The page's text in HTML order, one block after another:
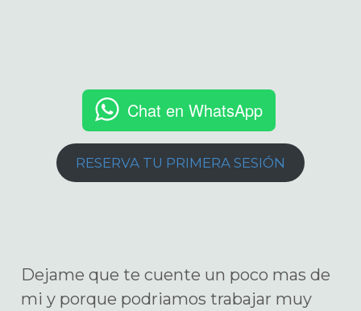
Chat en WhatsApp
RESERVA TU PRIMERA SESIÓN
Dejame que te cuente un poco mas de
mi y porque podriamos trabajar muy